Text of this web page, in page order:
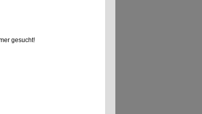
gesucht!